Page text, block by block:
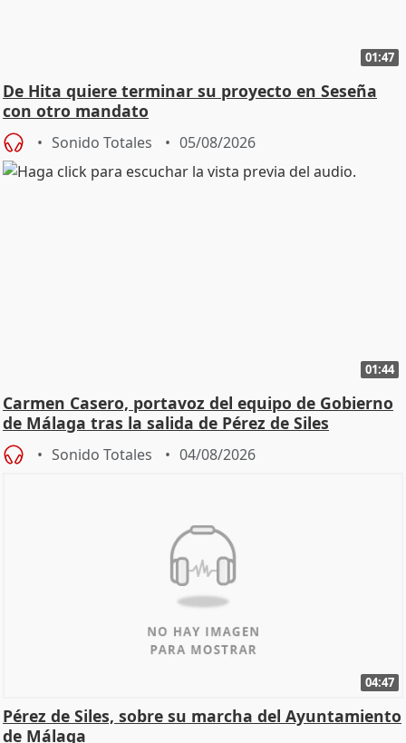
01:47
De Hita quiere terminar su proyecto en Seseña
con otro mandato
Sonido Totales 05/08/2026
01:44
Carmen Casero, portavoz del equipo de Gobierno
de Málaga tras la salida de Pérez de Siles
Sonido Totales 04/08/2026
04:47
Pérez de Siles, sobre su marcha del Ayuntamiento
de Málaga